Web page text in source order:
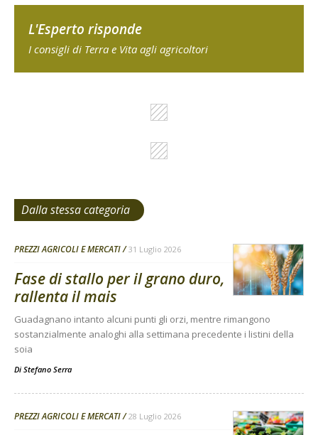
L'Esperto risponde
I consigli di Terra e Vita agli agricoltori
Dalla stessa categoria
PREZZI AGRICOLI E MERCATI 31 Luglio 2026
Fase di stallo per il grano duro,
rallenta il mais
Guadagnano intanto alcuni punti gli orzi, mentre rimangono
sostanzialmente analoghi alla settimana precedente i listini della
soia
Di Stefano Serra
PREZZI AGRICOLI E MERCATI 28 Luglio 2026